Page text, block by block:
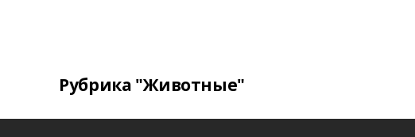
Рубрика "Животные"